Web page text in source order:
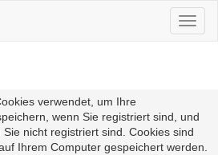
verwendet, um Ihre
wenn Sie registriert sind, und
nicht registriert sind. Cookies sind
Ihrem Computer gespeichert werden.